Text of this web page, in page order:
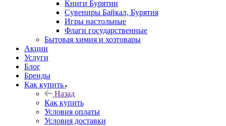
Книги Бурятии
Сувениры Байкал, Бурятия
Игры настольные
Флаги государственные
Бытовая химия и хозтовары
Акции
Услуги
Блог
Бренды
Как купить
Назад
Как купить
Условия оплаты
Условия доставки